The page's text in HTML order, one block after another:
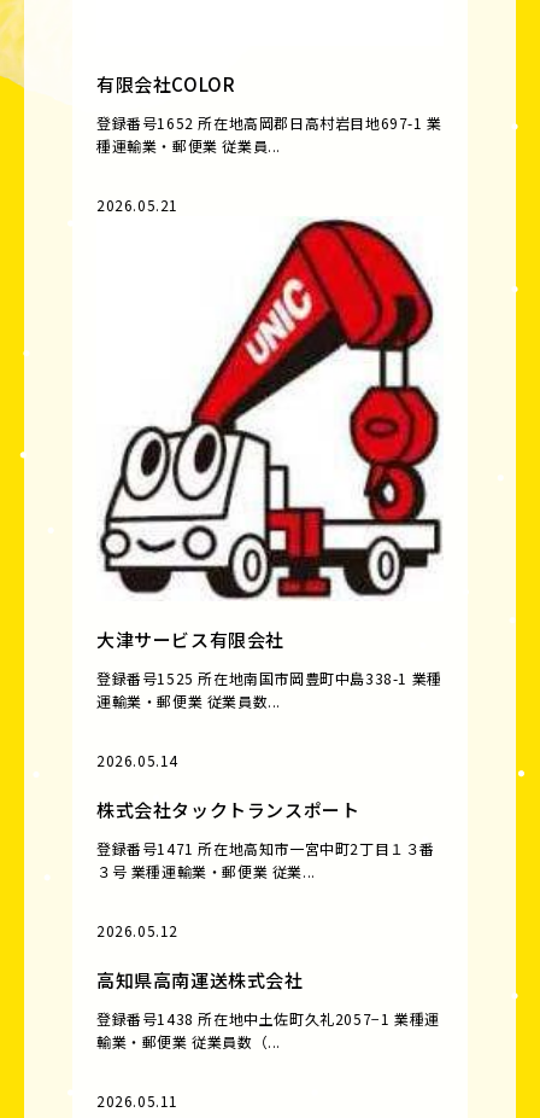
有限会社COLOR
登録番号1652 所在地高岡郡日高村岩目地697-1 業
種運輸業・郵便業 従業員...
2026.05.21
大津サービス有限会社
登録番号1525 所在地南国市岡豊町中島338-1 業種
運輸業・郵便業 従業員数...
2026.05.14
株式会社タックトランスポート
登録番号1471 所在地高知市一宮中町2丁目１３番
３号 業種運輸業・郵便業 従業...
2026.05.12
高知県高南運送株式会社
登録番号1438 所在地中土佐町久礼2057−1 業種運
輸業・郵便業 従業員数（...
2026.05.11